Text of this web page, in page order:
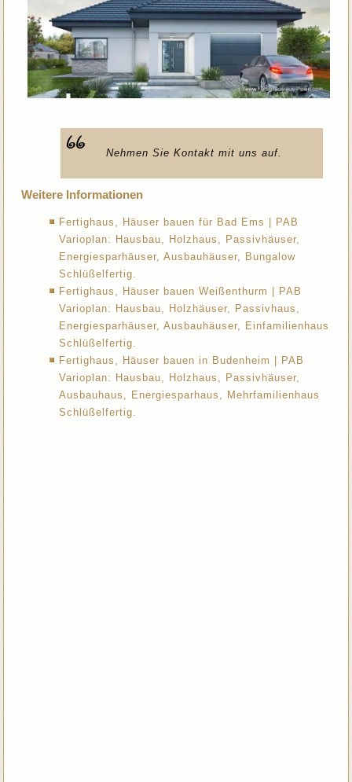
Nehmen Sie Kontakt mit uns auf.
Weitere Informationen
Fertighaus, Häuser bauen für Bad Ems | PAB
Varioplan: Hausbau, Holzhaus, Passivhäuser,
Energiesparhäuser, Ausbauhäuser, Bungalow
Schlüßelfertig.
Fertighaus, Häuser bauen Weißenthurm | PAB
Varioplan: Hausbau, Holzhäuser, Passivhaus,
Energiesparhäuser, Ausbauhäuser, Einfamilienhaus
Schlüßelfertig.
Fertighaus, Häuser bauen in Budenheim | PAB
Varioplan: Hausbau, Holzhaus, Passivhäuser,
Ausbauhaus, Energiesparhaus, Mehrfamilienhaus
Schlüßelfertig.